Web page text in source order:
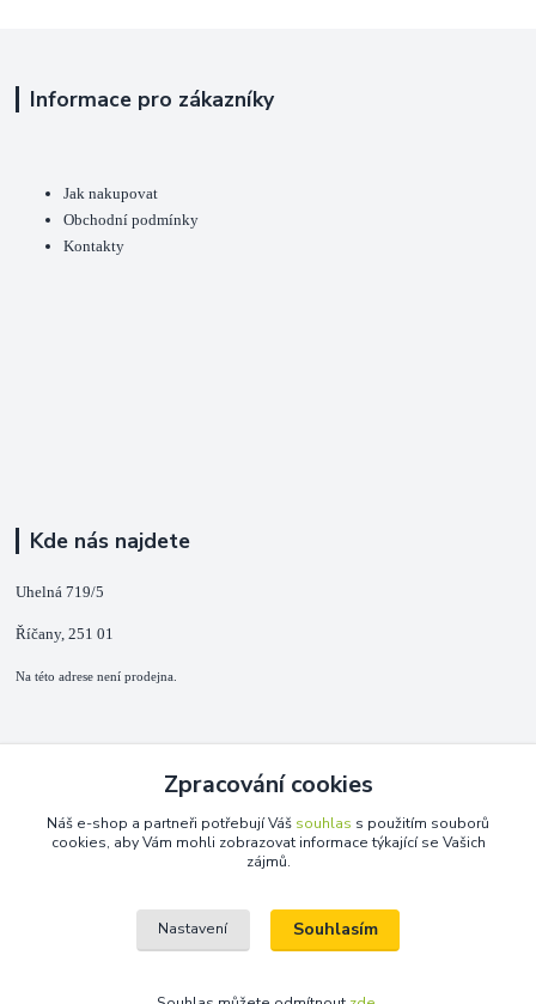
Informace pro zákazníky
Jak nakupovat
Obchodní podmínky
Kontakty
Kde nás najdete
Uhelná 719/5
Říčany, 251 01
Na této adrese není prodejna.
+420 725 889 873
(Po-Ne, 9-18 hod.)
Zpracování cookies
Náš e-shop a partneři potřebují Váš souhlas s použitím souborů
cookies, aby Vám mohli zobrazovat informace týkající se Vašich
zájmů.
Nastavení Souhlasím